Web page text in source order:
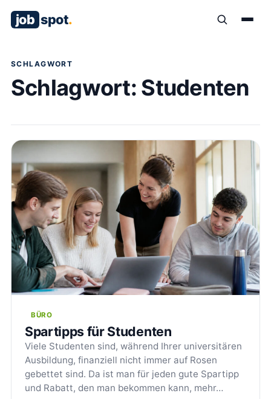
job spot.
SCHLAGWORT
Schlagwort: Studenten
BÜRO
Spartipps für Studenten
Viele Studenten sind, während Ihrer universitären
Ausbildung, finanziell nicht immer auf Rosen
gebettet sind. Da ist man für jeden gute Spartipp
und Rabatt, den man bekommen kann, mehr…